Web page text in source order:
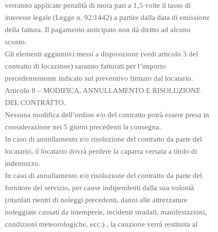
verranno applicate penalità di mora pari a 1,5 volte il tasso di
interesse legale (Legge n. 92/1442) a partire dalla data di emissione
della fattura. Il pagamento anticipato non dà diritto ad alcuno
sconto.
Gli elementi aggiuntivi messi a disposizione (vedi articolo 3 del
contratto di locazione) saranno fatturati per l’importo
precedentemente indicato sul preventivo firmato dal locatario.
Articolo 8 – MODIFICA, ANNULLAMENTO E RISOLUZIONE
DEL CONTRATTO.
Nessuna modifica dell’ordine e/o del contratto potrà essere presa in
considerazione nei 5 giorni precedenti la consegna.
In caso di annullamento e/o risoluzione del contratto da parte del
locatario, il locatario dovrà perdere la caparra versata a titolo di
indennizzo.
In caso di annullamento e/o risoluzione del contratto da parte del
fornitore del servizio, per cause indipendenti dalla sua volontà
(ritardati rientri di noleggi precedenti, danni alle attrezzature
noleggiate causati da intemperie, incidenti stradali, manifestazioni,
condizioni meteorologiche, ecc.) , la cauzione verrà restituita al